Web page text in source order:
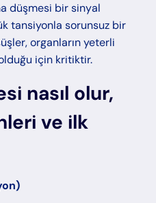
düşmesi bir sinyal
tansiyonla sorunsuz bir
organların yeterli
için kritiktir.
nasıl olur,
ve ilk